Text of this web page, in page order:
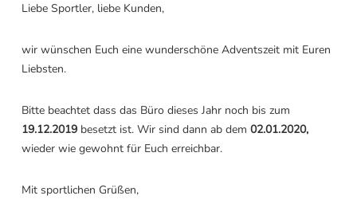
Liebe Sportler, liebe Kunden,
wir wünschen Euch eine wunderschöne Adventszeit mit Euren
Liebsten.
Bitte beachtet dass das Büro dieses Jahr noch bis zum
19.12.2019besetzt ist. Wir sind dann ab dem 02.01.2020,
wieder wie gewohnt für Euch erreichbar.
Mit sportlichen Grüßen,